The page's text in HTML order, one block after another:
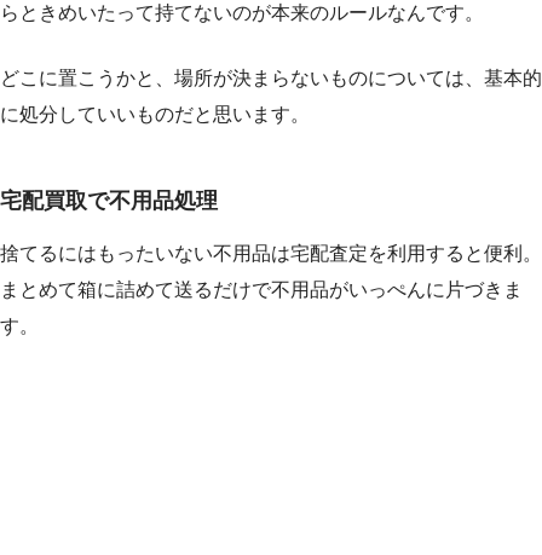
らときめいたって持てないのが本来のルールなんです。
どこに置こうかと、場所が決まらないものについては、基本的
に処分していいものだと思います。
宅配買取で不用品処理
捨てるにはもったいない不用品は宅配査定を利用すると便利。
まとめて箱に詰めて送るだけで不用品がいっぺんに片づきま
す。